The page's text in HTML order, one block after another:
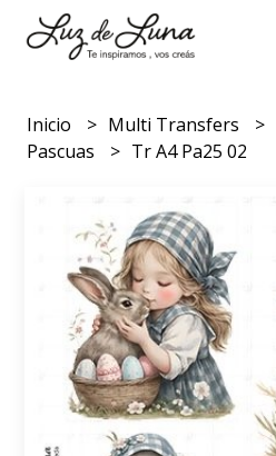
Inicio Multi Transfers
Pascuas
Tr A4 Pa25 02